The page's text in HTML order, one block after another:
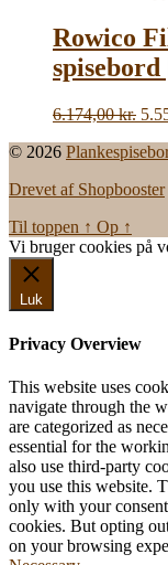
Rowico
spisebord
6.174,00kr. Den
pris
© 2026
Drevet af Shopbooster
Til toppen ↑ Op ↑
Vi bruger cookies på
Luk
Privacy Overview
This website uses
navigate through the
are categorized as
essential for the
also use third-party
you use this website.
only with your
cookies. But opting
on your browsing